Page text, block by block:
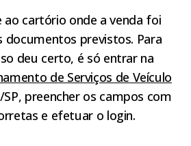
ao cartório onde a venda foi
documentos previstos. Para
deu certo, é só entrar na
de Serviços de Veículo
preencher os campos com
e efetuar o login.